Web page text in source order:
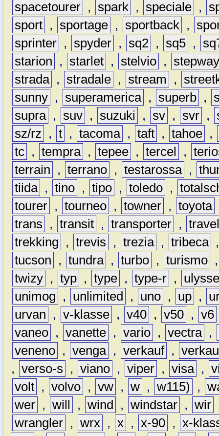
spacetourer , spark , speciale ,
sport , sportage , sportback ,
sprinter , spyder , sq2 , sq5 ,
starion
, starlet , stelvio ,
strada , stradale , stream ,
sunny , superamerica , superb ,
supra , suv , suzuki , sv , svr ,
sz/rz
, t , tacoma , taft , tahoe ,
tc , tempra , tepee , tercel ,
terrain
, terrano , testarossa ,
tiida , tino , tipo , toledo ,
tourer , tourneo , towner , toyota
trans
, transit , transporter ,
trekking
, trevis , trezia , tribeca
tucson
, tundra , turbo , turismo
twizy , typ , type , type-r ,
unimog
, unlimited , uno , up ,
urvan
, v-klasse , v40 , v50 , v6
vaneo , vanette , vario , vectra ,
veneno , venga , verkauf ,
, verso-s , viano , viper , visa ,
volt , volvo , vw , w , w115) ,
wer , will , wind , windstar , wir
wrangler , wrx , x , x-90 , x-